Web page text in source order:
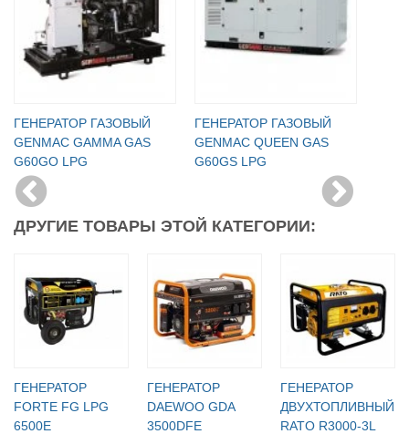
ГЕНЕРАТОР ГАЗОВЫЙ
GENMAC GAMMA GAS
G60GO LPG
ГЕНЕРАТОР ГАЗОВЫЙ
GENMAC QUEEN GAS
G60GS LPG
ДРУГИЕ ТОВАРЫ ЭТОЙ КАТЕГОРИИ:
ГЕНЕРАТОР
FORTE FG LPG
6500E
ГЕНЕРАТОР
DAEWOO GDA
3500DFE
ГЕНЕРАТОР
ДВУХТОПЛИВНЫЙ
RATO R3000-3L